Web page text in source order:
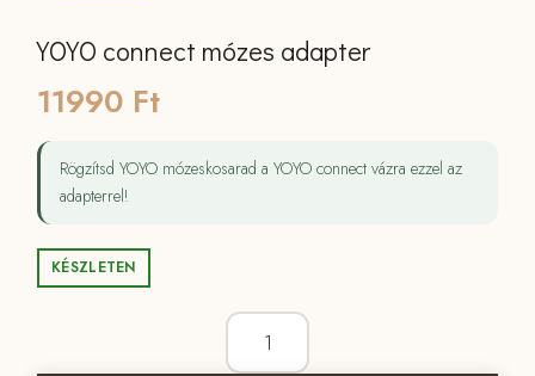
YOYO connect mózes adapter
11990 Ft
Rögzítsd YOYO mózeskosarad a YOYO connect vázra ezzel az
adapterrel!
KÉSZLETEN
YOYO connect mózes adapter